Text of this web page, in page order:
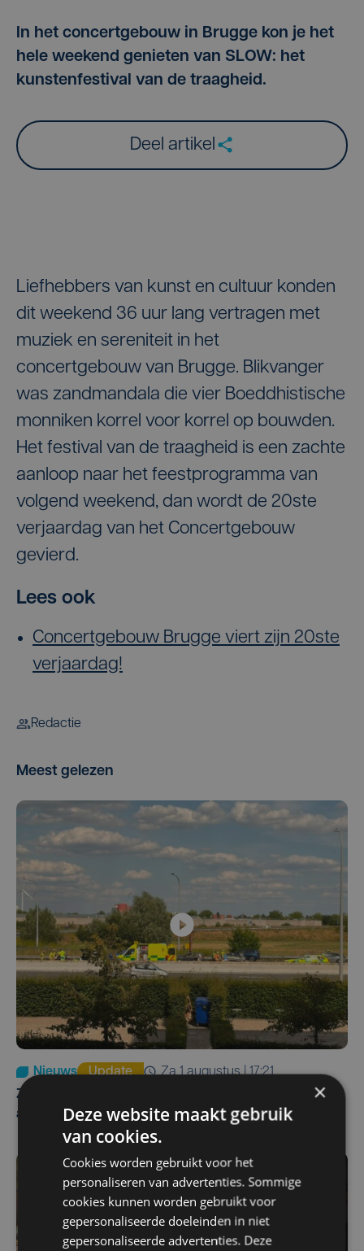
In het concertgebouw in Brugge kon je het
hele weekend genieten van SLOW: het
kunstenfestival van de traagheid.
Deel artikel
Liefhebbers van kunst en cultuur konden
dit weekend 36 uur lang vertragen met
muziek en sereniteit in het
concertgebouw van Brugge. Blikvanger
was zandmandala die vier Boeddhistische
monniken korrel voor korrel op bouwden.
Het festival van de traagheid is een zachte
aanloop naar het feestprogramma van
volgend weekend, dan wordt de 20ste
verjaardag van het Concertgebouw
gevierd.
Lees ook
Concertgebouw Brugge viert zijn 20ste
verjaardag!
Redactie
Meest gelezen
Nieuws Update
za 1 augustus | 17:21
Zwaar ongeval op E403 in Izegem: drie rijstroken
afgesloten
×
Deze website maakt gebruik
van cookies.
Cookies worden gebruikt voor het
personaliseren van advertenties. Sommige
cookies kunnen worden gebruikt voor
gepersonaliseerde doeleinden in niet
gepersonaliseerde advertenties. Deze